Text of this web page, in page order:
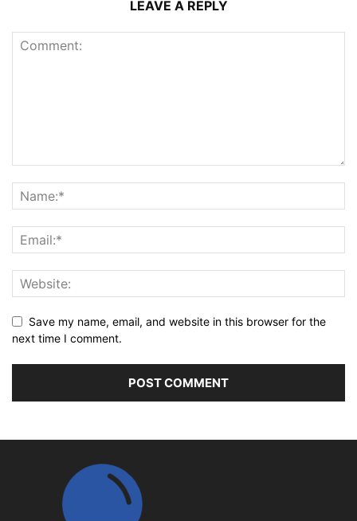
LEAVE A REPLY
Save my name, email, and website in this browser for the
next time I comment.